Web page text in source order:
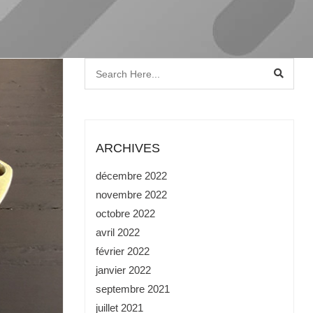
ARCHIVES
décembre 2022
novembre 2022
octobre 2022
avril 2022
février 2022
janvier 2022
septembre 2021
juillet 2021